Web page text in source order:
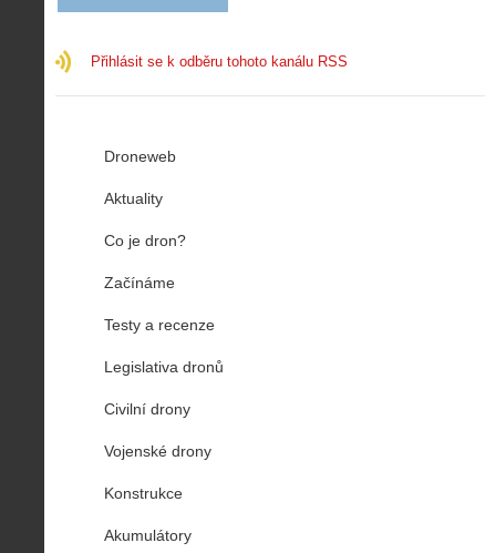
Přihlásit se k odběru tohoto kanálu RSS
Droneweb
Aktuality
Co je dron?
Začínáme
Testy a recenze
Legislativa dronů
Civilní drony
Vojenské drony
Konstrukce
Akumulátory